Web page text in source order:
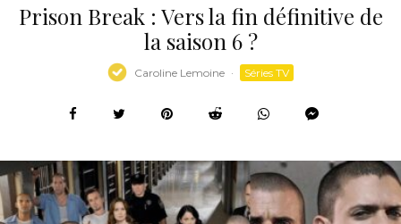
Prison Break : Vers la fin définitive de
la saison 6 ?
Caroline Lemoine · Séries TV